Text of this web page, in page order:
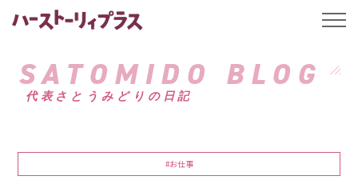
ハーストーリィプ
SATOMIDO BLOG
代表さとうみどりの日記
#お仕事
t
l
a